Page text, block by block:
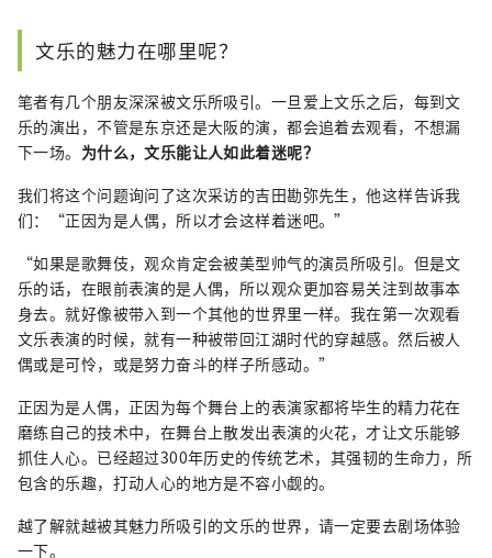
文乐的魅力在哪里呢？
笔者有几个朋友深深被文乐所吸引。一旦爱上文乐之后，每到文
乐的演出，不管是东京还是大阪的演，都会追着去观看，不想漏
下一场。 为什么，文乐能让人如此着迷呢？
我们将这个问题询问了这次采访的吉田勘弥先生，他这样告诉我
们：“正因为是人偶，所以才会这样着迷吧。”
“如果是歌舞伎，观众肯定会被美型帅气的演员所吸引。但是文
乐的话，在眼前表演的是人偶，所以观众更加容易关注到故事本
身去。就好像被带入到一个其他的世界里一样。我在第一次观看
文乐表演的时候，就有一种被带回江湖时代的穿越感。然后被人
偶或是可怜，或是努力奋斗的样子所感动。”
正因为是人偶，正因为每个舞台上的表演家都将毕生的精力花在
磨练自己的技术中，在舞台上散发出表演的火花，才让文乐能够
抓住人心。已经超过300年历史的传统艺术，其强韧的生命力，所
包含的乐趣，打动人心的地方是不容小觑的。
越了解就越被其魅力所吸引的文乐的世界，请一定要去剧场体验
一下。